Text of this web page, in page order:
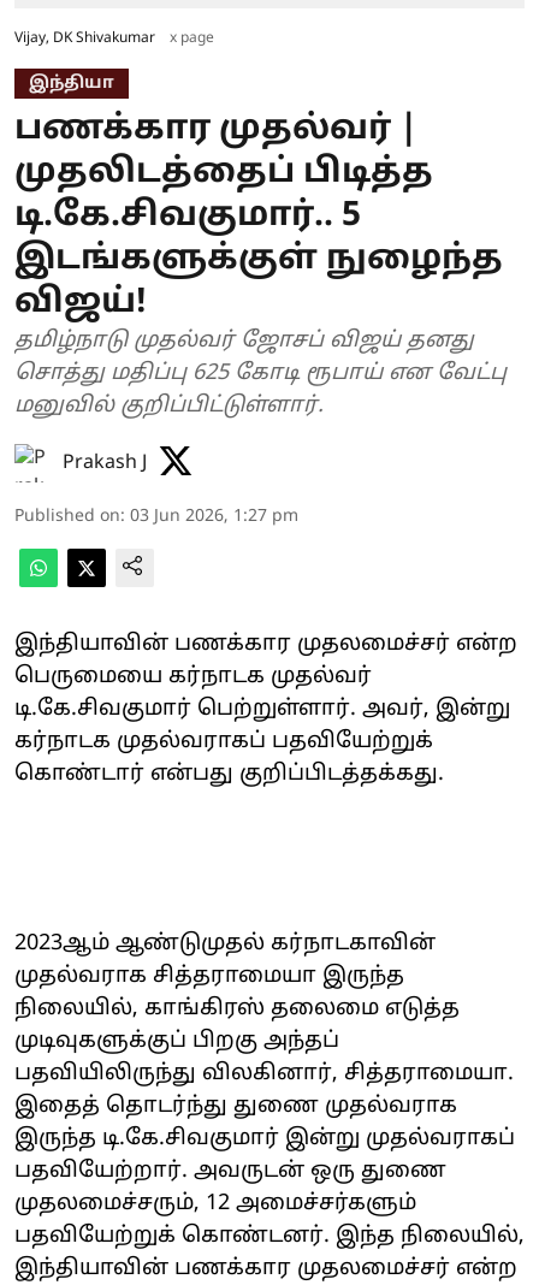
Vijay, DK Shivakumar x page
இந்தியா
பணக்கார முதல்வர் |
முதலிடத்தைப் பிடித்த
டி.கே.சிவகுமார்.. 5
இடங்களுக்குள் நுழைந்த
விஜய்!
தமிழ்நாடு முதல்வர் ஜோசப் விஜய் தனது
சொத்து மதிப்பு 625 கோடி ரூபாய் என வேட்பு
மனுவில் குறிப்பிட்டுள்ளார்.
Prakash J
Published on: 03 Jun 2026, 1:27 pm
இந்தியாவின் பணக்கார முதலமைச்சர் என்ற
பெருமையை கர்நாடக முதல்வர்
டி.கே.சிவகுமார் பெற்றுள்ளார். அவர், இன்று
கர்நாடக முதல்வராகப் பதவியேற்றுக்
கொண்டார் என்பது குறிப்பிடத்தக்கது.
2023ஆம் ஆண்டுமுதல் கர்நாடகாவின்
முதல்வராக சித்தராமையா இருந்த
நிலையில், காங்கிரஸ் தலைமை எடுத்த
முடிவுகளுக்குப் பிறகு அந்தப்
பதவியிலிருந்து விலகினார், சித்தராமையா.
இதைத் தொடர்ந்து துணை முதல்வராக
இருந்த டி.கே.சிவகுமார் இன்று முதல்வராகப்
பதவியேற்றார். அவருடன் ஒரு துணை
முதலமைச்சரும், 12 அமைச்சர்களும்
பதவியேற்றுக் கொண்டனர். இந்த நிலையில்,
இந்தியாவின் பணக்கார முதலமைச்சர் என்ற